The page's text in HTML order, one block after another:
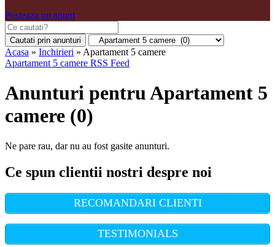
Posteaza un anunt
Cautati prin anunturi
Acasa » Inchirieri » Apartament 5 camere
Apartament 5 camere RSS Feed
Anunturi pentru Apartament 5
camere (0)
Ne pare rau, dar nu au fost gasite anunturi.
Ce spun clientii nostri despre noi
RECOMANDARI CLIENTI
TESTIMONIALS